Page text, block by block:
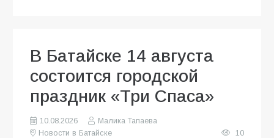
В Батайске 14 августа
состоится городской
праздник «Три Спаса»
10.08.2026
Малика Тапаева
Новости в Батайске
10